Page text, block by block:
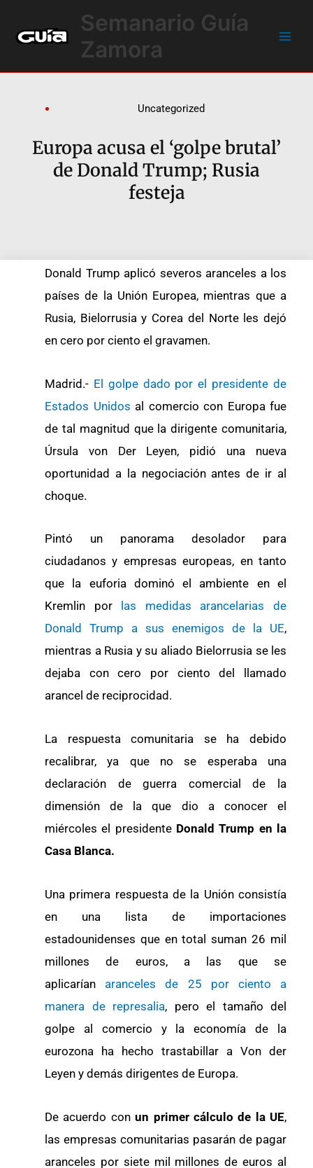
contenido
Semanario Guía
Zamora
Uncategorized
Europa acusa el ‘golpe brutal’
de Donald Trump; Rusia
festeja
Donald Trump aplicó severos aranceles a los
países de la Unión Europea, mientras que a
Rusia, Bielorrusia y Corea del Norte les dejó
en cero por ciento el gravamen.
Madrid.- El golpe dado por el presidente de
Estados Unidos al comercio con Europa fue
de tal magnitud que la dirigente comunitaria,
Úrsula von Der Leyen, pidió una nueva
oportunidad a la negociación antes de ir al
choque.
Pintó un panorama desolador para
ciudadanos y empresas europeas, en tanto
que la euforia dominó el ambiente en el
Kremlin por
las medidas arancelarias de
Donald Trump a sus enemigos de la UE,
mientras a Rusia y su aliado Bielorrusia se les
dejaba con cero por ciento del llamado
arancel de reciprocidad.
La respuesta comunitaria se ha debido
recalibrar, ya que no se esperaba una
declaración de guerra comercial de la
dimensión de la que dio a conocer el
miércoles el presidente Donald Trump en la
Casa Blanca.
Una primera respuesta de la Unión consistía
en una lista de importaciones
estadounidenses que en total suman 26 mil
millones de euros, a las que se
aplicarían aranceles de 25 por ciento a
manera de represalia, pero el tamaño del
golpe al comercio y la economía de la
eurozona ha hecho trastabillar a Von der
Leyen y demás dirigentes de Europa.
De acuerdo conun primer cálculo de la UE,
las empresas comunitarias pasarán de pagar
aranceles por siete mil millones de euros al